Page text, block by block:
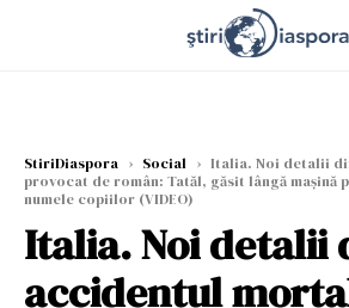
StiriDiaspora › Social › Italia. Noi detalii
provocat de român: Tatăl, găsit lângă mașină
numele copiilor (VIDEO)
Italia. Noi detalii
accidentul